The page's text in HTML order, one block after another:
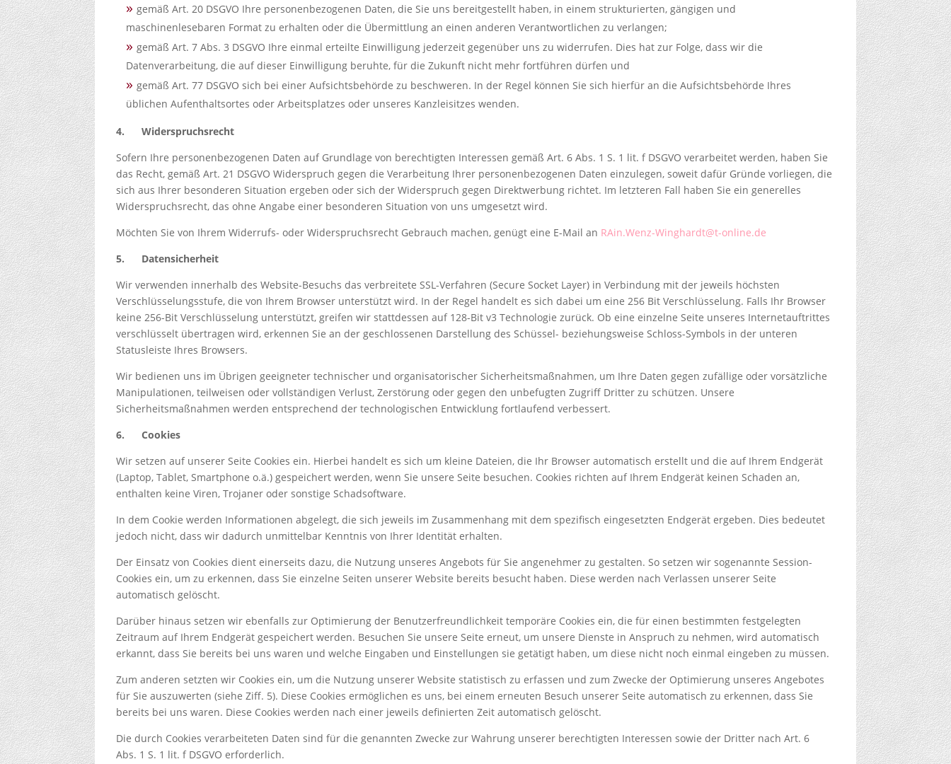
gemäß Art. 20 DSGVO Ihre personenbezogenen Daten, die Sie uns bereitgestellt haben, in einem strukturierten, gängigen und
maschinenlesebaren Format zu erhalten oder die Übermittlung an einen anderen Verantwortlichen zu verlangen;
gemäß Art. 7 Abs. 3 DSGVO Ihre einmal erteilte Einwilligung jederzeit gegenüber uns zu widerrufen. Dies hat zur Folge, dass wir die
Datenverarbeitung, die auf dieser Einwilligung beruhte, für die Zukunft nicht mehr fortführen dürfen und
gemäß Art. 77 DSGVO sich bei einer Aufsichtsbehörde zu beschweren. In der Regel können Sie sich hierfür an die Aufsichtsbehörde Ihres
üblichen Aufenthaltsortes oder Arbeitsplatzes oder unseres Kanzleisitzes wenden.
4.Widerspruchsrecht
Sofern Ihre personenbezogenen Daten auf Grundlage von berechtigten Interessen gemäß Art. 6 Abs. 1 S. 1 lit. f DSGVO verarbeitet werden, haben Sie
das Recht, gemäß Art. 21 DSGVO Widerspruch gegen die Verarbeitung Ihrer personenbezogenen Daten einzulegen, soweit dafür Gründe vorliegen, die
sich aus Ihrer besonderen Situation ergeben oder sich der Widerspruch gegen Direktwerbung richtet. Im letzteren Fall haben Sie ein generelles
Widerspruchsrecht, das ohne Angabe einer besonderen Situation von uns umgesetzt wird.
Möchten Sie von Ihrem Widerrufs- oder Widerspruchsrecht Gebrauch machen, genügt eine E-Mail an RAin.Wenz-Winghardt@t-online.de
5. Datensicherheit
Wir verwenden innerhalb des Website-Besuchs das verbreitete SSL-Verfahren (Secure Socket Layer) in Verbindung mit der jeweils höchsten
Verschlüsselungsstufe, die von Ihrem Browser unterstützt wird. In der Regel handelt es sich dabei um eine 256 Bit Verschlüsselung. Falls Ihr Browser
keine 256-Bit Verschlüsselung unterstützt, greifen wir stattdessen auf 128-Bit v3 Technologie zurück. Ob eine einzelne Seite unseres Internetauftrittes
verschlüsselt übertragen wird, erkennen Sie an der geschlossenen Darstellung des Schüssel- beziehungsweise Schloss-Symbols in der unteren
Statusleiste Ihres Browsers.
Wir bedienen uns im Übrigen geeigneter technischer und organisatorischer Sicherheitsmaßnahmen, um Ihre Daten gegen zufällige oder vorsätzliche
Manipulationen, teilweisen oder vollständigen Verlust, Zerstörung oder gegen den unbefugten Zugriff Dritter zu schützen. Unsere
Sicherheitsmaßnahmen werden entsprechend der technologischen Entwicklung fortlaufend verbessert.
6.Cookies
Wir setzen auf unserer Seite Cookies ein. Hierbei handelt es sich um kleine Dateien, die Ihr Browser automatisch erstellt und die auf Ihrem Endgerät
(Laptop, Tablet, Smartphone o.ä.) gespeichert werden, wenn Sie unsere Seite besuchen. Cookies richten auf Ihrem Endgerät keinen Schaden an,
enthalten keine Viren, Trojaner oder sonstige Schadsoftware.
In dem Cookie werden Informationen abgelegt, die sich jeweils im Zusammenhang mit dem spezifisch eingesetzten Endgerät ergeben. Dies bedeutet
jedoch nicht, dass wir dadurch unmittelbar Kenntnis von Ihrer Identität erhalten.
Der Einsatz von Cookies dient einerseits dazu, die Nutzung unseres Angebots für Sie angenehmer zu gestalten. So setzen wir sogenannte Session-
Cookies ein, um zu erkennen, dass Sie einzelne Seiten unserer Website bereits besucht haben. Diese werden nach Verlassen unserer Seite
automatisch gelöscht.
Darüber hinaus setzen wir ebenfalls zur Optimierung der Benutzerfreundlichkeit temporäre Cookies ein, die für einen bestimmten festgelegten
Zeitraum auf Ihrem Endgerät gespeichert werden. Besuchen Sie unsere Seite erneut, um unsere Dienste in Anspruch zu nehmen, wird automatisch
erkannt, dass Sie bereits bei uns waren und welche Eingaben und Einstellungen sie getätigt haben, um diese nicht noch einmal eingeben zu müssen.
Zum anderen setzten wir Cookies ein, um die Nutzung unserer Website statistisch zu erfassen und zum Zwecke der Optimierung unseres Angebotes
für Sie auszuwerten (siehe Ziff. 5). Diese Cookies ermöglichen es uns, bei einem erneuten Besuch unserer Seite automatisch zu erkennen, dass Sie
bereits bei uns waren. Diese Cookies werden nach einer jeweils definierten Zeit automatisch gelöscht.
Die durch Cookies verarbeiteten Daten sind für die genannten Zwecke zur Wahrung unserer berechtigten Interessen sowie der Dritter nach Art. 6
Abs. 1 S. 1 lit. f DSGVO erforderlich.